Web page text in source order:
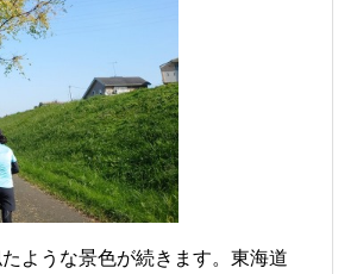
ような景色が続きます。東海道